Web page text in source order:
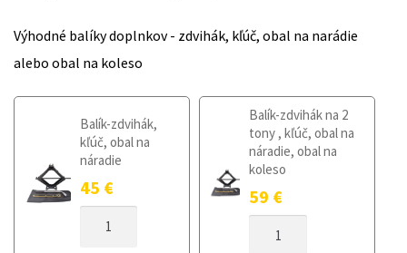
Výhodné balíky doplnkov - zdvihák, kľúč, obal na narádie
alebo obal na koleso
Balík-zdvihák,
kľúč, obal na
náradie
45 €
DOJAZDOVÉ
Balík-zdvihák na 2
tony , kľúč, obal na
náradie, obal na
koleso
59 €
DOJAZDOVÉ